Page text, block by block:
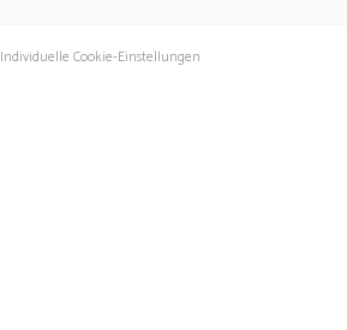
Individuelle Cookie-Einstellungen